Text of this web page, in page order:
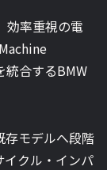
効率重視の電
統合するBMW
存モデルへ段階
イクル・インパ